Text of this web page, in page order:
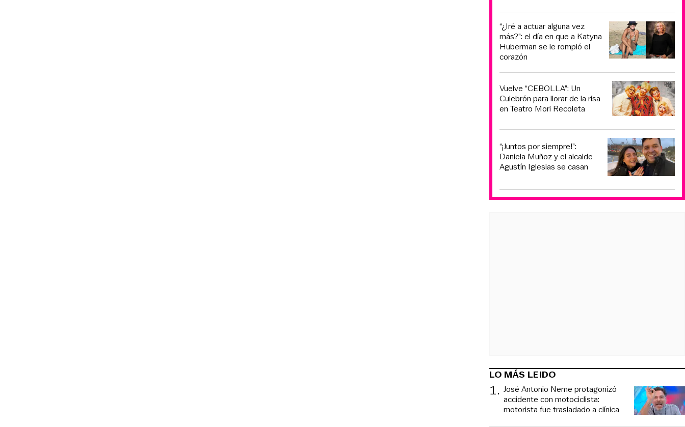
“¿Iré a actuar alguna vez
más?”: el día en que a Katyna
Huberman se le rompió el
corazón
Vuelve “CEBOLLA”: Un
Culebrón para llorar de la risa
en Teatro Mori Recoleta
“¡Juntos por siempre!”:
Daniela Muñoz y el alcalde
Agustín Iglesias se casan
LO MÁS LEIDO
1. José Antonio Neme protagonizó
accidente con motociclista:
motorista fue trasladado a clínica